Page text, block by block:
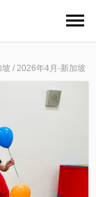
坡 / 2026年4月-新加坡